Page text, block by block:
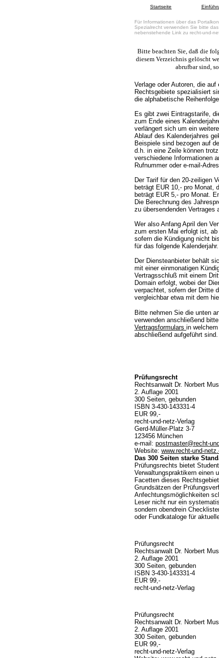
Startseite
Für Informationen über das
Spezialrecht verwenden Sie bitte das
nebenstehende Link zu recht-und-
Bitte beachten Sie, daß die
diesem Verzeichnis gelöscht
abrufbar sind,
Verlage oder Autoren, die
Rechtsgebiete spezialisiert
die alphabetische
Es gibt zwei Eintragstarife,
zum Ende eines
verlängert sich um ein
Ablauf des Kalenderjahres
Beispiele sind bezogen auf
d.h. in eine Zeile können
verschiedene Informationen
Rufnummer oder e-mail-
Der Tarif für den 20-zeiligen
beträgt EUR 10,- pro Monat,
beträgt EUR 5,- pro Monat.
Die Berechnung des
zu übersendenden
Wer also Anfang April den
zum ersten Mai erfolgt ist,
sofern die Kündigung nicht
für das folgende Kalenderjahr.
Der Diensteanbieter behält
mit einer einmonatigen
Vertragsschluß mit einem
Domain erfolgt, wobei der
verpachtet, sofern der Dritte
vergleichbar etwa mit dem
Bitte nehmen Sie die unten
verwenden anschließend
Vertragsformulars in
abschließend aufgeführt sind.
Prüfungsrecht
Rechtsanwalt Dr. Norbert
2. Auflage 2001
300 Seiten, gebunden
ISBN 3-430-143331-4
EUR 99,-
recht-und-netz-Verlag
Gerd-Müller-Platz 3-7
123456 München
e-mail: postmaster@recht-
Website: www.recht-und-
Das 300 Seiten starke
Prüfungsrechts bietet
Verwaltungspraktikern einen
Facetten dieses
Grundsätzen der
Anfechtungsmöglichkeiten
Leser nicht nur ein
sondern obendrein
oder Fundkataloge für
Prüfungsrecht
Rechtsanwalt Dr. Norbert
2. Auflage 2001
300 Seiten, gebunden
ISBN 3-430-143331-4
EUR 99,-
recht-und-netz-Verlag
Prüfungsrecht
Rechtsanwalt Dr. Norbert
2. Auflage 2001
300 Seiten, gebunden
EUR 99,-
recht-und-netz-Verlag